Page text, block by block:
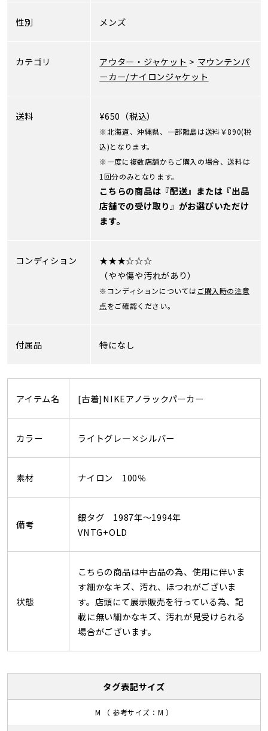
性別 メンズ
カテゴリ アウター・ジャケット > マウンテンパ
ーカー/ナイロンジャケット
送料 ¥650（税込）
※北海道、沖縄県、一部離島は送料￥890(税
込)となります。
※一度に複数店舗からご購入の場合、送料は
1回分のみとなります。
こちらの商品は『配送』または『出品
店舗での受け取り』がお選びいただけ
ます。
コンディション
★★★☆☆☆
（やや傷や汚れがあり）
※コンディションについてはご購入時の注意
点をご確認ください。
付属品 特になし
アイテム名 [古着]NIKEアノラックパーカー
カラー ライトグレ―×シルバー
素材 ナイロン 100％
備考
銀タグ 1987年～1994年
VNTG+OLD
状態
こちらの商品は中古品の為、使用に伴いま
す細かなキズ、汚れ、ほつれがございま
す。店頭にて展示販売を行っている為、記
載に無い細かなキズ、汚れが見受けられる
場合がございます。
タグ表記サイズ
M （ 参考サイズ：M ）